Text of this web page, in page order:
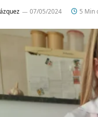
07/05/2024 5 Min